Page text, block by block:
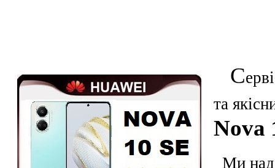
С
та
Nova
Ми